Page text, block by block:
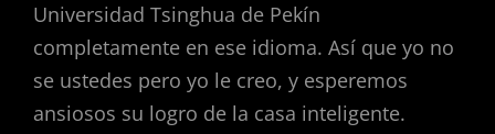
Universidad Tsinghua de Pekín
completamente en ese idioma. Así que yo no
se ustedes pero yo le creo, y esperemos
ansiosos su logro de la casa inteligente.